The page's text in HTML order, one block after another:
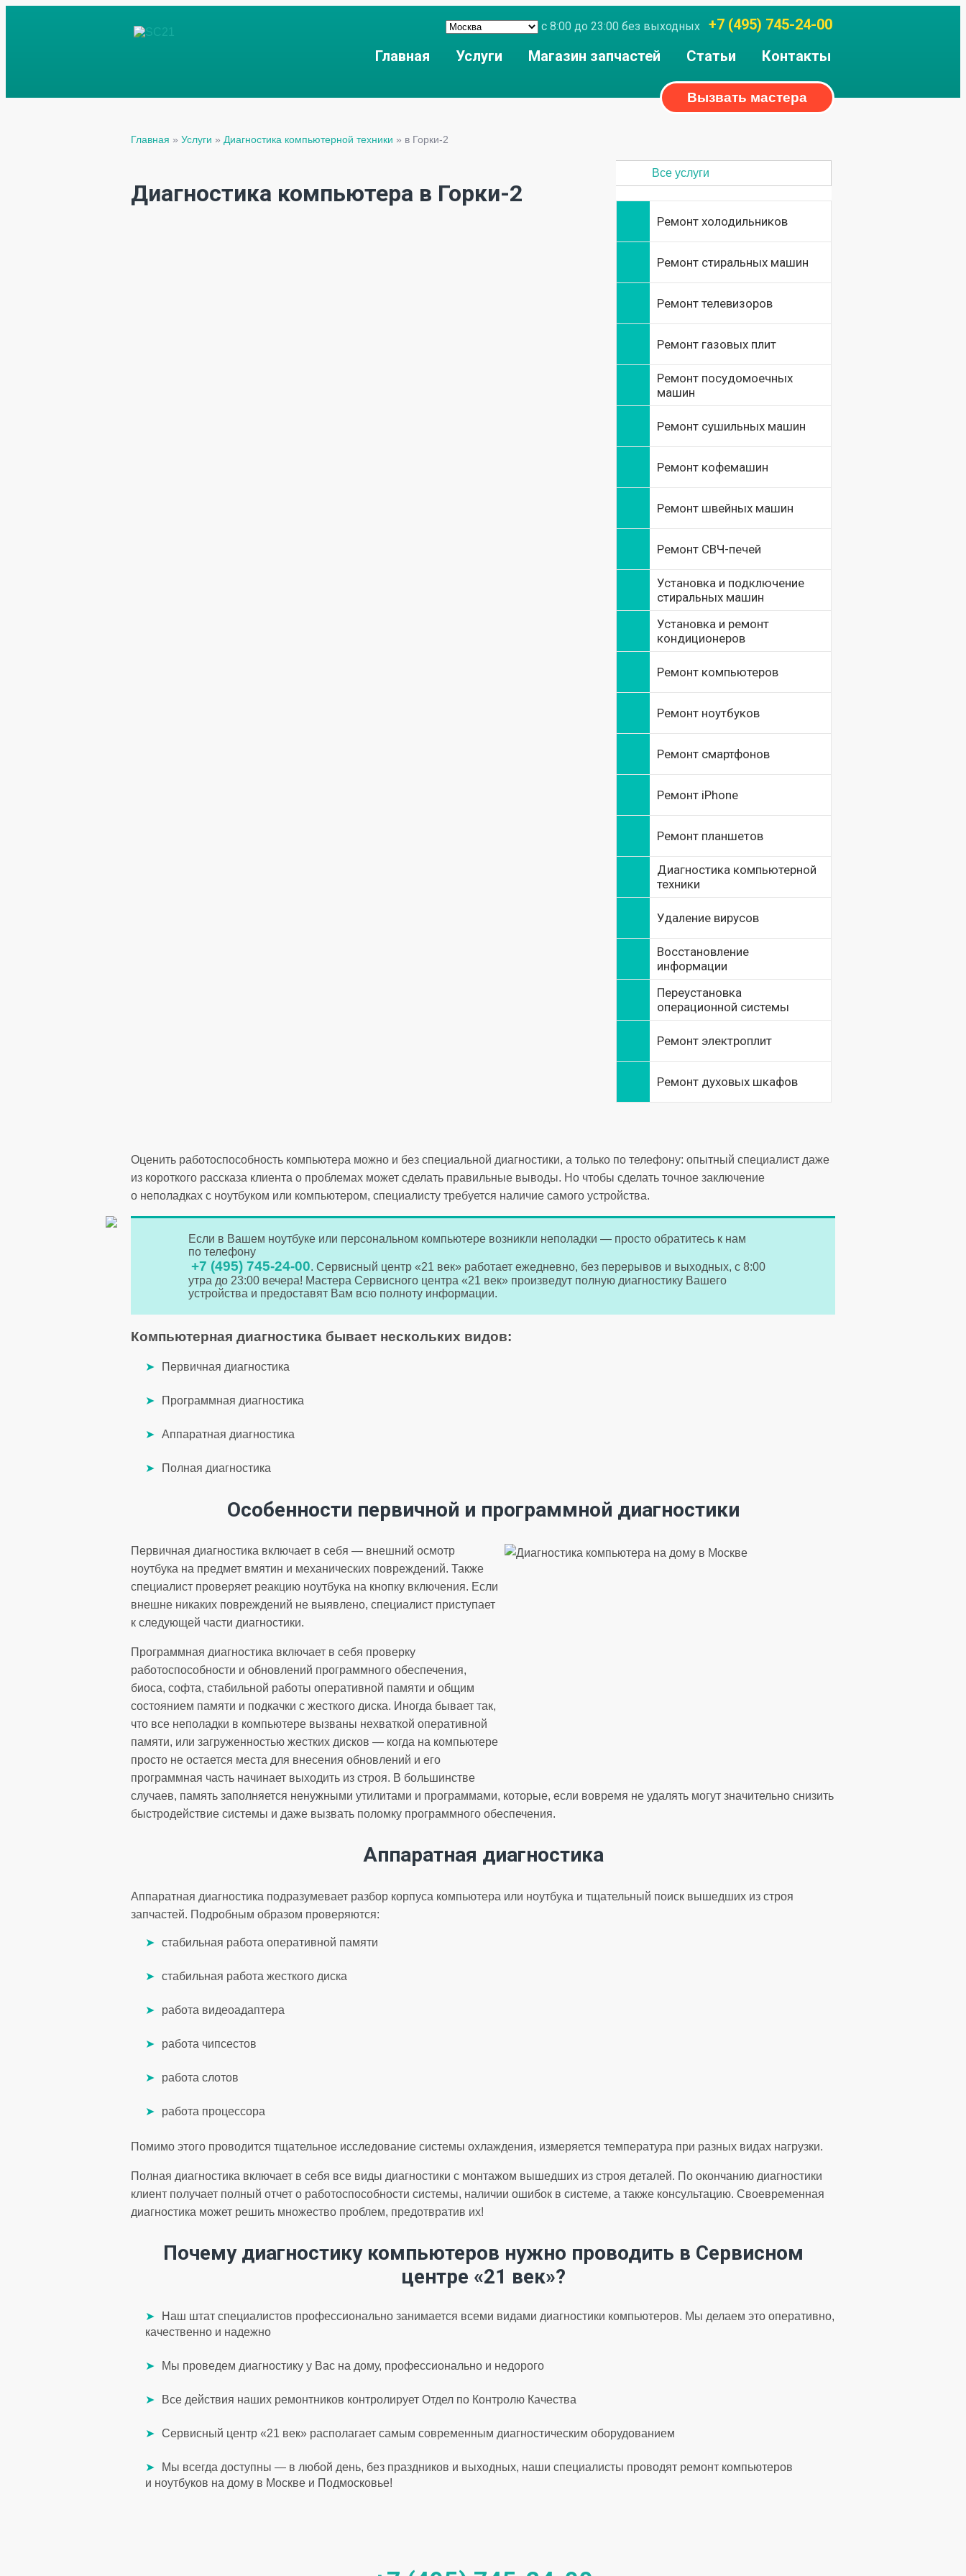
с 8:00 до 23:00 без выходных +7 (495) 745-24-00
Главная
Услуги Магазин запчастей Статьи Контакты
Вызвать мастера
Главная » Услуги » Диагностика компьютерной техники » в Горки-2
Диагностика компьютера в Горки-2
Все услуги
Ремонт холодильников
Ремонт стиральных машин
Ремонт телевизоров
Ремонт газовых плит
Ремонт посудомоечных
машин
Ремонт сушильных машин
Ремонт кофемашин
Ремонт швейных машин
Ремонт СВЧ-печей
Установка и подключение
стиральных машин
Установка и ремонт
кондиционеров
Ремонт компьютеров
Ремонт ноутбуков
Ремонт смартфонов
Ремонт iPhone
Ремонт планшетов
Диагностика компьютерной
техники
Удаление вирусов
Восстановление
информации
Переустановка
операционной системы
Ремонт электроплит
Ремонт духовых шкафов
Оценить работоспособность компьютера можно и без специальной диагностики, а только по телефону: опытный специалист даже
из короткого рассказа клиента о проблемах может сделать правильные выводы. Но чтобы сделать точное заключение
о неполадках с ноутбуком или компьютером, специалисту требуется наличие самого устройства.
Если в Вашем ноутбуке или персональном компьютере возникли неполадки — просто обратитесь к нам
по телефону
+7 (495) 745-24-00. Сервисный центр «21 век» работает ежедневно, без перерывов и выходных, с 8:00
утра до 23:00 вечера! Мастера Сервисного центра «21 век» произведут полную диагностику Вашего
устройства и предоставят Вам всю полноту информации.
Компьютерная диагностика бывает нескольких видов:
Первичная диагностика
Программная диагностика
Аппаратная диагностика
Полная диагностика
Особенности первичной и программной диагностики
Первичная диагностика включает в себя — внешний осмотр
ноутбука на предмет вмятин и механических повреждений. Также
специалист проверяет реакцию ноутбука на кнопку включения. Если
внешне никаких повреждений не выявлено, специалист приступает
к следующей части диагностики.
Программная диагностика включает в себя проверку
работоспособности и обновлений программного обеспечения,
биоса, софта, стабильной работы оперативной памяти и общим
состоянием памяти и подкачки с жесткого диска. Иногда бывает так,
что все неполадки в компьютере вызваны нехваткой оперативной
памяти, или загруженностью жестких дисков — когда на компьютере
просто не остается места для внесения обновлений и его
программная часть начинает выходить из строя. В большинстве
случаев, память заполняется ненужными утилитами и программами, которые, если вовремя не удалять могут значительно снизить
быстродействие системы и даже вызвать поломку программного обеспечения.
Аппаратная диагностика
Аппаратная диагностика подразумевает разбор корпуса компьютера или ноутбука и тщательный поиск вышедших из строя
запчастей. Подробным образом проверяются:
стабильная работа оперативной памяти
стабильная работа жесткого диска
работа видеоадаптера
работа чипсестов
работа слотов
работа процессора
Помимо этого проводится тщательное исследование системы охлаждения, измеряется температура при разных видах нагрузки.
Полная диагностика включает в себя все виды диагностики с монтажом вышедших из строя деталей. По окончанию диагностики
клиент получает полный отчет о работоспособности системы, наличии ошибок в системе, а также консультацию. Своевременная
диагностика может решить множество проблем, предотвратив их!
Почему диагностику компьютеров нужно проводить в Сервисном
центре «21 век»?
Наш штат специалистов профессионально занимается всеми видами диагностики компьютеров. Мы делаем это оперативно,
качественно и надежно
Мы проведем диагностику у Вас на дому, профессионально и недорого
Все действия наших ремонтников контролирует Отдел по Контролю Качества
Сервисный центр «21 век» располагает самым современным диагностическим оборудованием
Мы всегда доступны — в любой день, без праздников и выходных, наши специалисты проводят ремонт компьютеров
и ноутбуков на дому в Москве и Подмосковье!